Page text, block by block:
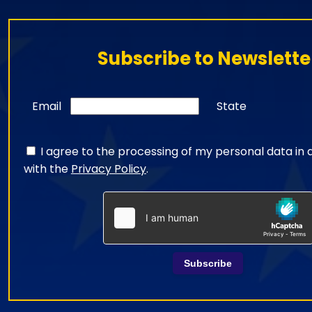
Subscribe to
Email State
I agree to the processing of my personal data in
with the Privacy Policy.
Subscribe